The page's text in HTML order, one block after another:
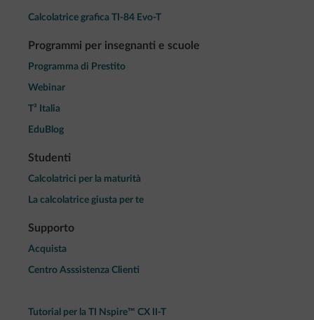
Calcolatrice grafica TI-84 Evo-T
Programmi per insegnanti e scuole
Programma di Prestito
Webinar
T³ Italia
EduBlog
Studenti
Calcolatrici per la maturità
La calcolatrice giusta per te
Supporto
Acquista
Centro Asssistenza Clienti
Tutorial per la TI Nspire™ CX II-T